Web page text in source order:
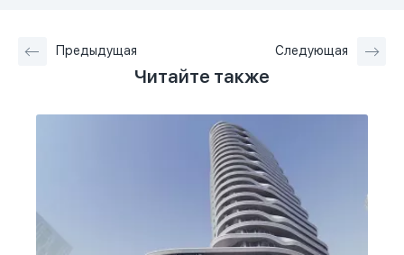
Предыдущая Следующая
Читайте также